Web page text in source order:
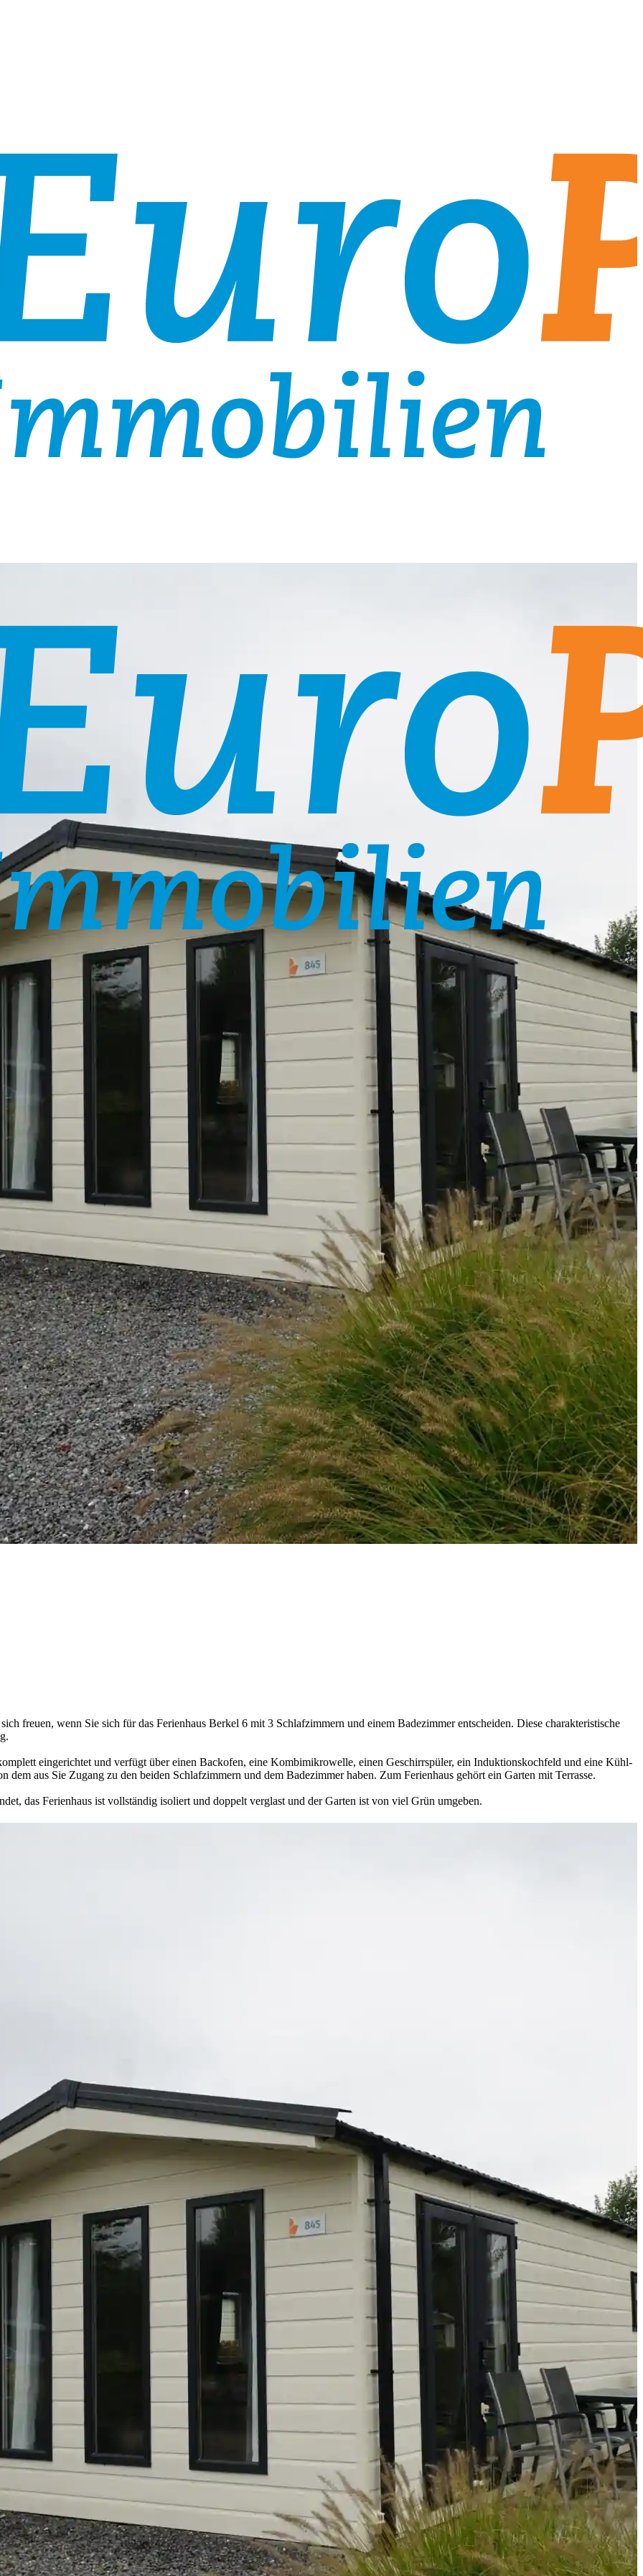
freuen, wenn Sie sich für das Ferienhaus Berkel 6 mit 3 Schlafzimmern und einem Badezimmer entscheiden. Diese charakteristische
eingerichtet und verfügt über einen Backofen, eine Kombimikrowelle, einen Geschirrspüler, ein Induktionskochfeld und eine Kühl-
aus Sie Zugang zu den beiden Schlafzimmern und dem Badezimmer haben. Zum Ferienhaus gehört ein Garten mit Terrasse.
das Ferienhaus ist vollständig isoliert und doppelt verglast und der Garten ist von viel Grün umgeben.